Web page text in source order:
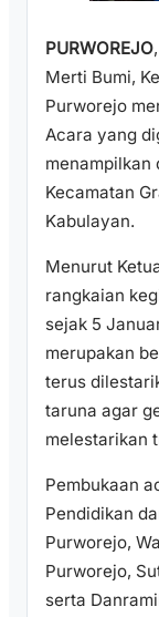
PURWOREJO
Merti Bumi,
Purworejo
Acara yang
menampilkan
Kecamatan
Kabulayan.
Menurut
rangkaian
sejak 5
merupakan
terus
taruna agar
melestarikan
Pembukaan
Pendidikan
Purworejo,
Purworejo,
serta